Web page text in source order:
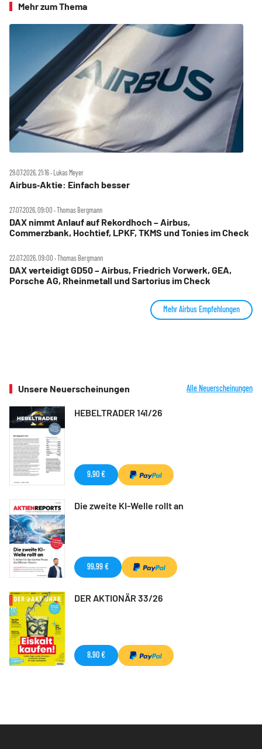
Mehr zum Thema
29.07.2026, 21:16 ‧ Lukas Meyer
Airbus‑Aktie: Einfach besser
27.07.2026, 09:00 ‧ Thomas Bergmann
DAX nimmt Anlauf auf Rekordhoch – Airbus,
Commerzbank, Hochtief, LPKF, TKMS und Tonies im Check
22.07.2026, 09:00 ‧ Thomas Bergmann
DAX verteidigt GD50 – Airbus, Friedrich Vorwerk, GEA,
Porsche AG, Rheinmetall und Sartorius im Check
Mehr Airbus Empfehlungen
Unsere Neuerscheinungen Alle Neuerscheinungen
HEBELTRADER 141/26
9,90 €
Die zweite KI-Welle rollt an
99,99 €
DER AKTIONÄR 33/26
8,90 €